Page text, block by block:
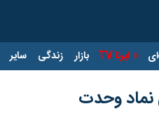
ایرنا TV بازار زندگی سایر
نماد وحدت